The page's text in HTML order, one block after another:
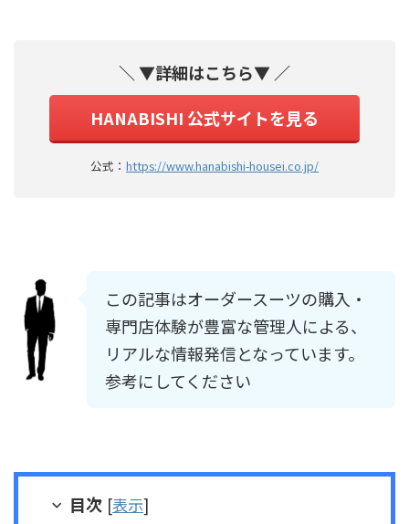
＼ ▼詳細はこちら▼ ／
HANABISHI 公式サイトを見る
公式： https://www.hanabishi-housei.co.jp/
この記事はオーダースーツの購入・
専門店体験が豊富な管理人による、
リアルな情報発信となっています。
参考にしてください
目次 [表示]